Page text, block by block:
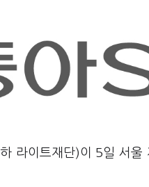
라이트재단)이 5일 서울